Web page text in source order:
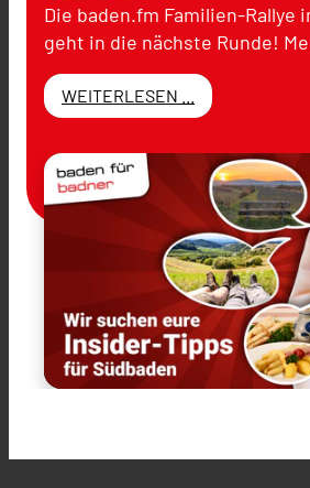
Die baden.fm Familien-Rallye
geht in die nächste Runde!
WEITERLESEN ...